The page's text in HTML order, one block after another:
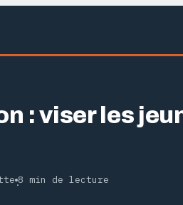
: viser les
·8 min de lecture